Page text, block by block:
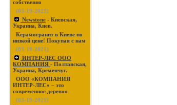
собственно
(03-19-2021)
Newstone - Киевская,
Украина, Киев.
Керамогранит в Киеве по
низкой цене! Покупая с нам
(03-19-2021)
ИНТЕР-ЛЕС ООО
КОМПАНИЯ - Полтавская,
Украина, Кременчуг.
ООО «КОМПАНИЯ
ИНТЕР-ЛЕС» – это
современное деревоо
(03-19-2021)